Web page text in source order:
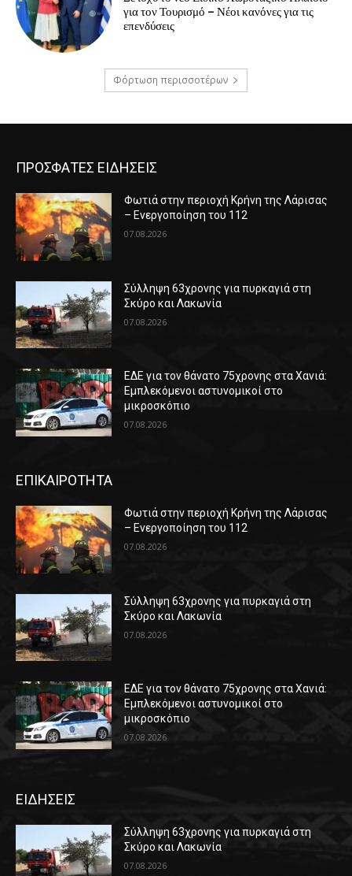
για τον Τουρισμό – Νέοι κανόνες για τις
επενδύσεις
Φόρτωση περισσοτέρων
ΠΡΟΣΦΑΤΕΣ ΕΙΔΗΣΕΙΣ
Φωτιά στην περιοχή Κρήνη της Λάρισας
– Ενεργοποίηση του 112
07.08.2026
Σύλληψη 63χρονης για πυρκαγιά στη
Σκύρο και Λακωνία
07.08.2026
ΕΔΕ για τον θάνατο 75χρονης στα Χανιά:
Εμπλεκόμενοι αστυνομικοί στο
μικροσκόπιο
07.08.2026
ΕΠΙΚΑΙΡΟΤΗΤΑ
Φωτιά στην περιοχή Κρήνη της Λάρισας
– Ενεργοποίηση του 112
07.08.2026
Σύλληψη 63χρονης για πυρκαγιά στη
Σκύρο και Λακωνία
07.08.2026
ΕΔΕ για τον θάνατο 75χρονης στα Χανιά:
Εμπλεκόμενοι αστυνομικοί στο
μικροσκόπιο
07.08.2026
ΕΙΔΗΣΕΙΣ
Σύλληψη 63χρονης για πυρκαγιά στη
Σκύρο και Λακωνία
07.08.2026